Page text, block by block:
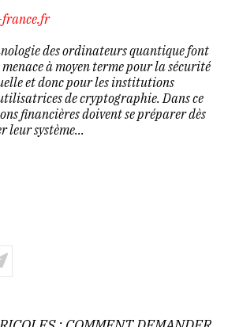
france.fr
des ordinateurs quantique font
à moyen terme pour la sécurité
et donc pour les institutions
de cryptographie. Dans ce
financières doivent se préparer dès
leur système...